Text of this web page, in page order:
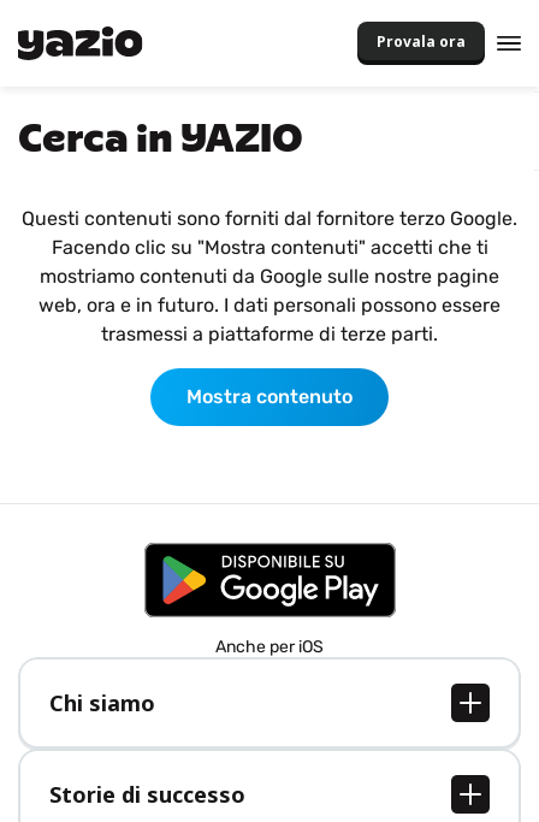
Provala ora
Cerca in YAZIO
Questi contenuti sono forniti dal fornitore terzo Google.
Facendo clic su "Mostra contenuti" accetti che ti
mostriamo contenuti da Google sulle nostre pagine
web, ora e in futuro. I dati personali possono essere
trasmessi a piattaforme di terze parti.
Mostra contenuto
Anche per iOS
Chi siamo
Chi siamo
Lavori
Stampa
Storie di successo